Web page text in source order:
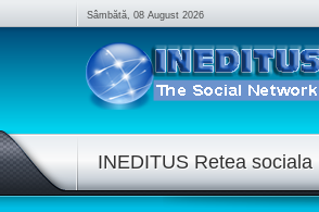
Sâmbătă, 08 August 2026
INEDITUS Retea sociala